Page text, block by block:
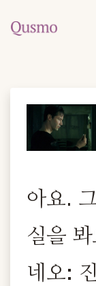
아요.
실을
네오: